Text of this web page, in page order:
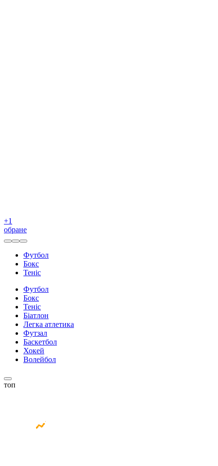
+1
обране
Футбол
Бокс
Теніс
Футбол
Бокс
Теніс
Біатлон
Легка атлетика
Футзал
Баскетбол
Хокей
Волейбол
топ